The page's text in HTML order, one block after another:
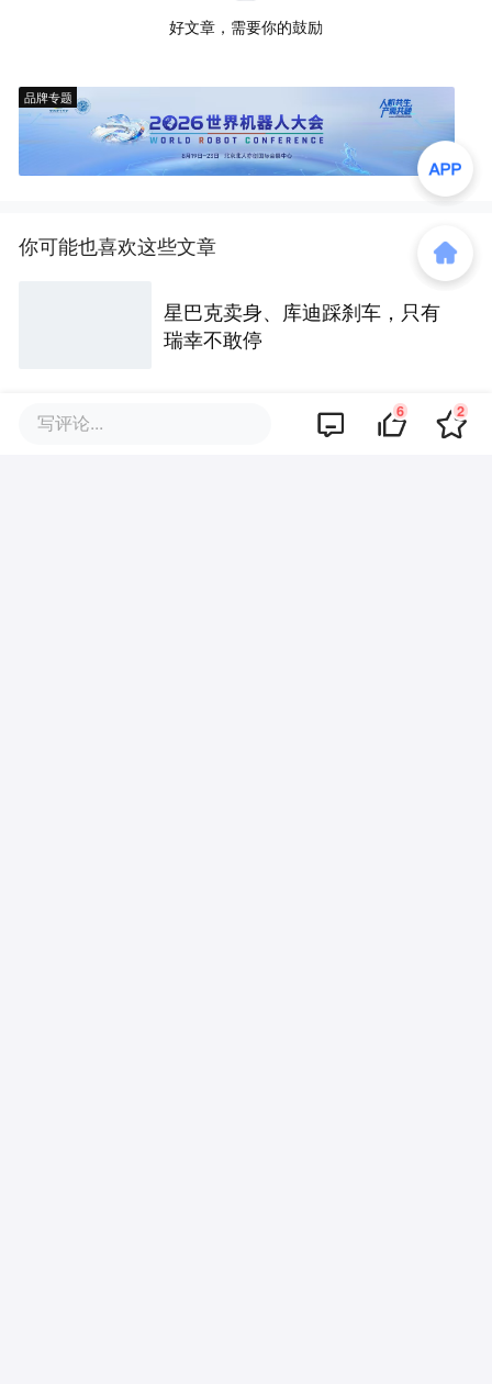
好文章，需要你的鼓励
品牌专题
你可能也喜欢这些文章
星巴克卖身、库迪踩刹车，只有
瑞幸不敢停
可口可乐历史新高，背后的时代
写评论... 6 2